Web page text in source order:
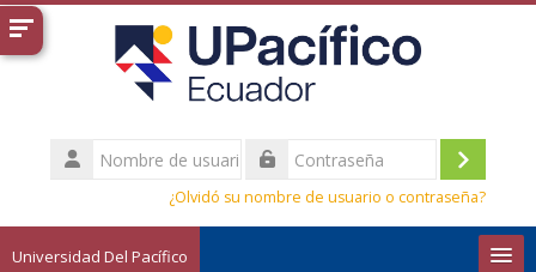
Salta al contenido principal
Nombre
de
Acceder
¿Olvidó su nombre de usuario o contraseña?
Universidad Del Pacífico